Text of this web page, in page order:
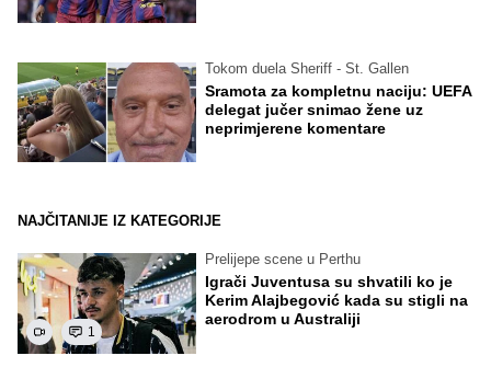
Tokom duela Sheriff - St. Gallen
Sramota za kompletnu naciju: UEFA
delegat jučer snimao žene uz
neprimjerene komentare
NAJČITANIJE IZ KATEGORIJE
1
Prelijepe scene u Perthu
Igrači Juventusa su shvatili ko je
Kerim Alajbegović kada su stigli na
aerodrom u Australiji